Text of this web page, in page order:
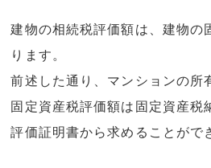
建物の相続税評価額は、建物の
ります。
前述した通り、マンションの所
固定資産税評価額は固定資産税
評価証明書から求めることがで